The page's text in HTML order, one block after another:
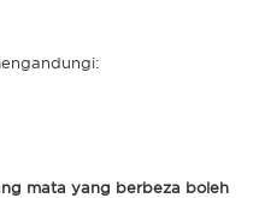
mata yang berbeza boleh